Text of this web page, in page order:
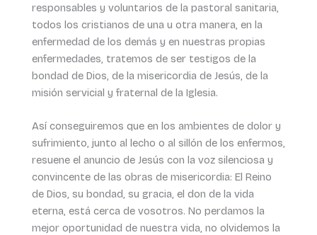
responsables y voluntarios de la pastoral sanitaria,
todos los cristianos de una u otra manera, en la
enfermedad de los demás y en nuestras propias
enfermedades, tratemos de ser testigos de la
bondad de Dios, de la misericordia de Jesús, de la
misión servicial y fraternal de la Iglesia.
Así conseguiremos que en los ambientes de dolor y
sufrimiento, junto al lecho o al sillón de los enfermos,
resuene el anuncio de Jesús con la voz silenciosa y
convincente de las obras de misericordia: El Reino
de Dios, su bondad, su gracia, el don de la vida
eterna, está cerca de vosotros. No perdamos la
mejor oportunidad de nuestra vida, no olvidemos la